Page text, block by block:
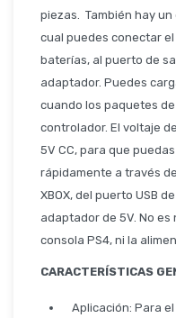
piezas. También hay un
cual puedes conectar el
baterías, al puerto de
adaptador. Puedes
cuando los paquetes
controlador. El voltaje
5V CC, para que
rápidamente a través
XBOX, del puerto USB
adaptador de 5V. No
consola PS4, ni la
CARACTERÍSTICAS
Aplicación: Para el